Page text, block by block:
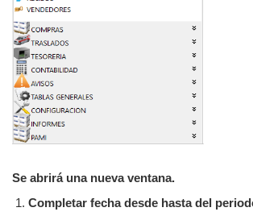
Se abrirá una nueva ventana.
Completar fecha desde hasta del